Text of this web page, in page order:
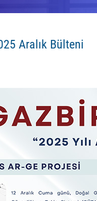
Aralık Bülteni